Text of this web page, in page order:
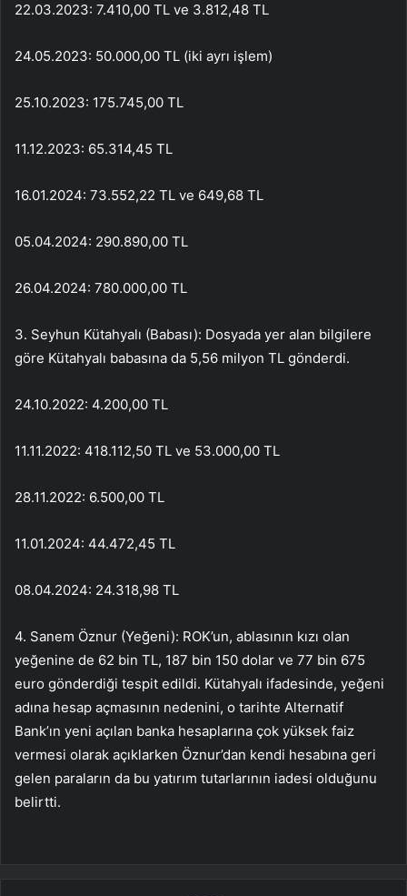
22.03.2023: 7.410,00 TL ve 3.812,48 TL
24.05.2023: 50.000,00 TL (iki ayrı işlem)
25.10.2023: 175.745,00 TL
11.12.2023: 65.314,45 TL
16.01.2024: 73.552,22 TL ve 649,68 TL
05.04.2024: 290.890,00 TL
26.04.2024: 780.000,00 TL
3. Seyhun Kütahyalı (Babası): Dosyada yer alan bilgilere
göre Kütahyalı babasına da 5,56 milyon TL gönderdi.
24.10.2022: 4.200,00 TL
11.11.2022: 418.112,50 TL ve 53.000,00 TL
28.11.2022: 6.500,00 TL
11.01.2024: 44.472,45 TL
08.04.2024: 24.318,98 TL
4. Sanem Öznur (Yeğeni): ROK’un, ablasının kızı olan
yeğenine de 62 bin TL, 187 bin 150 dolar ve 77 bin 675
euro gönderdiği tespit edildi. Kütahyalı ifadesinde, yeğeni
adına hesap açmasının nedenini, o tarihte Alternatif
Bank’ın yeni açılan banka hesaplarına çok yüksek faiz
vermesi olarak açıklarken Öznur’dan kendi hesabına geri
gelen paraların da bu yatırım tutarlarının iadesi olduğunu
belirtti.